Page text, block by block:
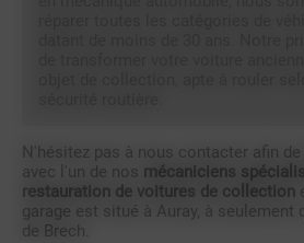
N'hésitez pas à nous contacter afin
avec l'un de nos mécaniciens
restauration de voitures de collection
garage est situé à Auray, à
de Brech.